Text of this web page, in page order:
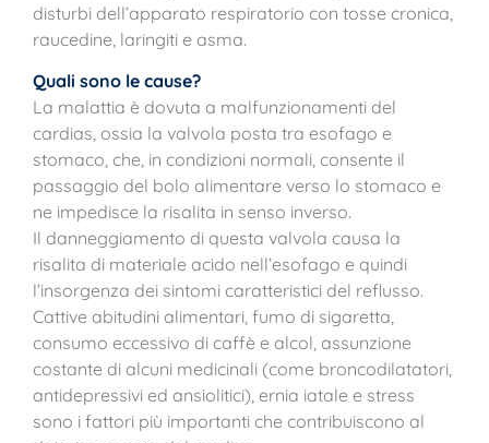
disturbi dell’apparato respiratorio con tosse cronica,
raucedine, laringiti e asma.
Quali sono le cause?
La malattia è dovuta a malfunzionamenti del
cardias, ossia la valvola posta tra esofago e
stomaco, che, in condizioni normali, consente il
passaggio del bolo alimentare verso lo stomaco e
ne impedisce la risalita in senso inverso.
Il danneggiamento di questa valvola causa la
risalita di materiale acido nell’esofago e quindi
l’insorgenza dei sintomi caratteristici del reflusso.
Cattive abitudini alimentari, fumo di sigaretta,
consumo eccessivo di caffè e alcol, assunzione
costante di alcuni medicinali (come broncodilatatori,
antidepressivi ed ansiolitici), ernia iatale e stress
sono i fattori più importanti che contribuiscono al